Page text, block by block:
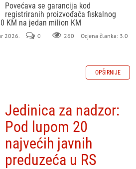
Povećava se garancija kod
registriranih proizvođača fiskalnog
KM na jedan milion KM
2026. 0 260 Ocjena članka: 3.0
OPŠIRNIJE
Jedinica za nadzor:
Pod lupom 20
najvećih javnih
preduzeća u RS